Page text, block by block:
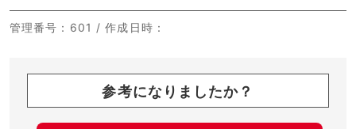
管理番号 ：601 /作成日時 ：
参考になりましたか？